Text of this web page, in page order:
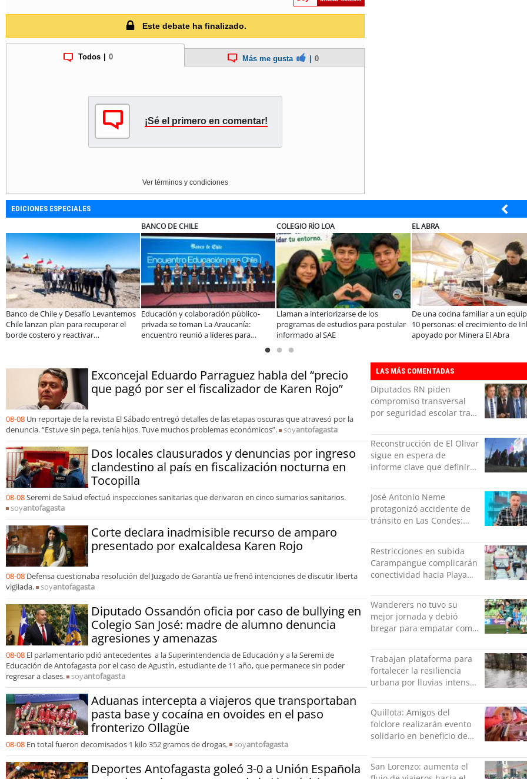
Este debate ha finalizado.
Todos 0 Más me gusta 0
¡Sé el primero en comentar!
Ver términos y condiciones
EDICIONES ESPECIALES
cocina familiar a un equipo de
el crecimiento de Inkillay
por Minera El Abra
ELECTROLUX
Claves para comprar
electrodomésticos durante el Black
MUTUAL
A dos años de la Ley Karin:
especialistas afirman que el desafío es
consolidar un cambio cultural en las
organizaciones
ELECTROLUX
¿Qué buscan hoy las familias en la
tecnología para el hogar?
Exconcejal Eduardo Parraguez habla del “precio
que pagó por ser el fiscalizador de Karen Rojo”
08-08 Un reportaje de la revista El Sábado entregó detalles de las etapas oscuras que atravesó por la
denuncia. “Estuve sin pega, tenía hijos. Tuve muchos problemas económicos”.
soyantofagasta
Dos locales clausurados y denuncias por ingreso
clandestino al país en fiscalización nocturna en
Tocopilla
08-08Seremi de Salud efectuó inspecciones sanitarias que derivaron en cinco sumarios sanitarios.
soyantofagasta
Corte declara inadmisible recurso de amparo
presentado por exalcaldesa Karen Rojo
08-08 Defensa cuestionaba resolución del Juzgado de Garantía ue frenó intenciones de discutir liberta
vigilada.
soyantofagasta
Diputado Ossandón oficia por caso de bullying en
Colegio San José: madre de alumno denuncia
agresiones y amenazas
08-08 El parlamentario pdió antecedentes a la Superintendencia de Educación y a la Seremi de
Educación de Antofagasta por el caso de Agustín, estudiante de 11 año, que permanece sin poder
regresar a clases.
soyantofagasta
Aduanas intercepta a viajeros que transportaban
pasta base y cocaína en ovoides en el paso
fronterizo Ollagüe
08-08 En total fueron decomisados 1 kilo 352 gramos de drogas. soyantofagasta
Deportes Antofagasta goleó 3-0 a Unión Española
LAS MÁS COMENTADAS
Diputados RN piden
compromiso transversal
por seguridad escolar tras
Reconstrucción de El Olivar
sigue en espera de
informe clave que definirá
José Antonio Neme
protagonizó accidente de
tránsito en Las Condes:
motociclista
Restricciones en subida
Carampangue complicarán
conectividad hacia Playa
Wanderers no tuvo su
mejor jornada y debió
bregar para empatar como
Trabajan plataforma para
fortalecer la resiliencia
urbana por lluvias intensas
Quillota: Amigos del
folclore realizarán evento
solidario en beneficio de
San Lorenzo: aumenta el